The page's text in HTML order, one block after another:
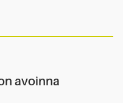
avoinna